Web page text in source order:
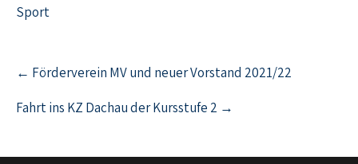
Sport
← Förderverein MV und neuer Vorstand 2021/22
Fahrt ins KZ Dachau der Kursstufe 2 →